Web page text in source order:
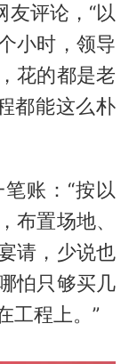
友评论，“以
小时，领导
花的都是老
都能这么朴
账：“按以
布置场地、
请，少说也
怕只够买几
工程上。”